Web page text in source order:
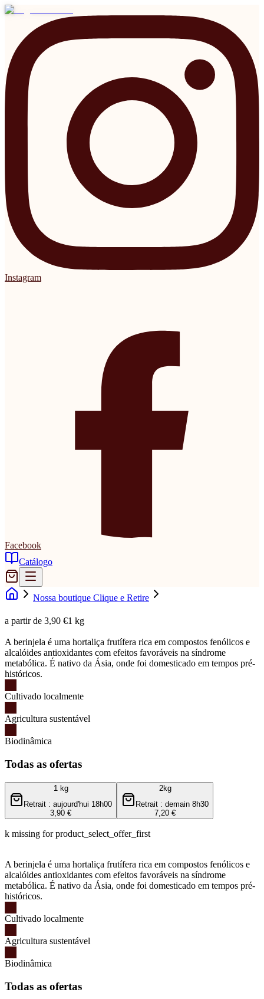
Instagram
Facebook
Catálogo
Nossa boutique Clique e Retire
a partir de 3,90 €1 kg
A berinjela é uma hortaliça frutífera rica em compostos fenólicos e
alcalóides antioxidantes com efeitos favoráveis ​​na síndrome
metabólica. É nativo da Ásia, onde foi domesticado em tempos pré-
históricos.
Cultivado localmente
Agricultura sustentável
Biodinâmica
Todas as ofertas
1 kg
Retrait : aujourd'hui 18h00
3,90 €
2kg
Retrait : demain 8h30
7,20 €
k missing for product_select_offer_first
A berinjela é uma hortaliça frutífera rica em compostos fenólicos e
alcalóides antioxidantes com efeitos favoráveis ​​na síndrome
metabólica. É nativo da Ásia, onde foi domesticado em tempos pré-
históricos.
Cultivado localmente
Agricultura sustentável
Biodinâmica
Todas as ofertas